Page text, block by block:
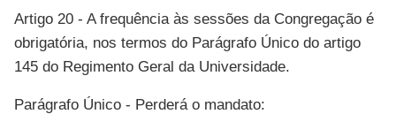
Artigo 20 - A frequência às sessões da Congregação é
obrigatória, nos termos do Parágrafo Único do artigo
145 do Regimento Geral da Universidade.
Parágrafo Único - Perderá o mandato: